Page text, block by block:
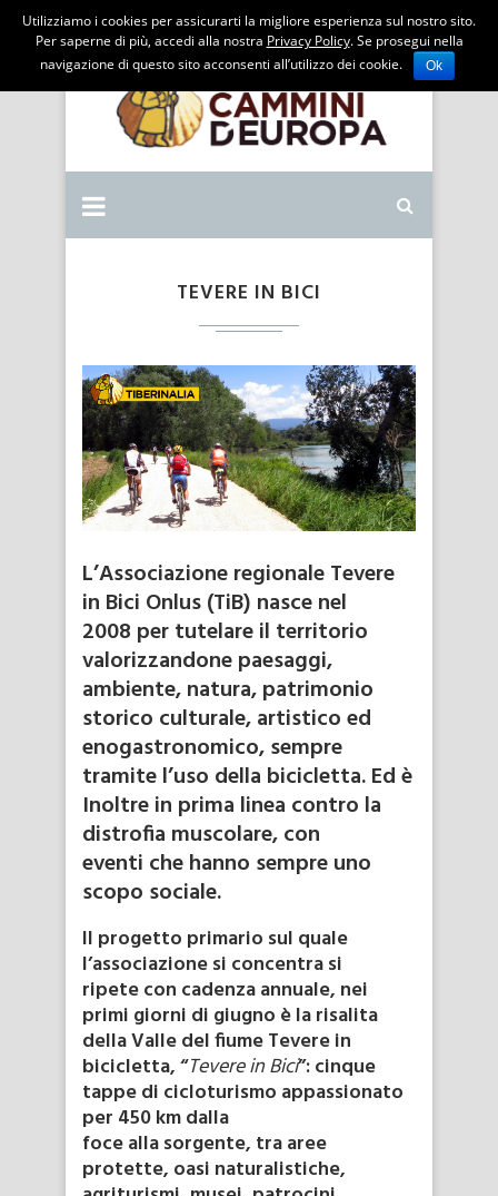
TEVERE IN BICI
L’Associazione regionale Tevere
in Bici Onlus (TiB) nasce nel
2008 per tutelare il territorio
valorizzandone paesaggi,
ambiente, natura, patrimonio
storico culturale, artistico ed
enogastronomico, sempre
tramite l’uso della bicicletta. Ed è
Inoltre in prima linea contro la
distrofia muscolare, con
eventi che hanno sempre uno
scopo sociale.
Il progetto primario sul quale
l’associazione si concentra si
ripete con cadenza annuale, nei
primi giorni di giugno è la risalita
della Valle del fiume Tevere in
bicicletta, “Tevere in Bici”: cinque
tappe di cicloturismo appassionato
per 450 km dalla
foce alla sorgente, tra aree
protette, oasi naturalistiche,
Utilizziamo i cookies per assicurarti la migliore esperienza sul nostro sito.
Per saperne di più, accedi alla nostra Privacy Policy. Se prosegui nella
navigazione di questo sito acconsenti all’utilizzo dei cookie.
Ok